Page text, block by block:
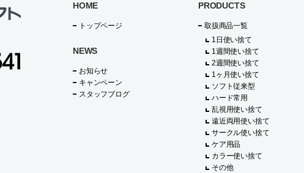
HOME
トップページ
NEWS
お知らせ
キャンペーン
スタッフブログ
PRODUCTS
取扱商品一覧
1日使い捨て
1週間使い捨て
2週間使い捨て
1ヶ月使い捨て
ソフト従来型
ハード常用
乱視用使い捨て
遠近両用使い捨て
サークル使い捨て
ケア用品
カラー使い捨て
その他